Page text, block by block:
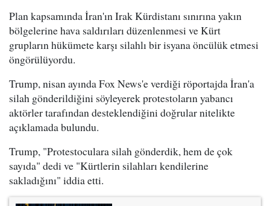
Plan kapsamında İran'ın Irak Kürdistanı sınırına yakın
bölgelerine hava saldırıları düzenlenmesi ve Kürt
grupların hükümete karşı silahlı bir isyana öncülük etmesi
öngörülüyordu.
Trump, nisan ayında Fox News'e verdiği röportajda İran'a
silah gönderildiğini söyleyerek protestoların yabancı
aktörler tarafından desteklendiğini doğrular nitelikte
açıklamada bulundu.
Trump, "Protestoculara silah gönderdik, hem de çok
sayıda" dedi ve "Kürtlerin silahları kendilerine
sakladığını" iddia etti.